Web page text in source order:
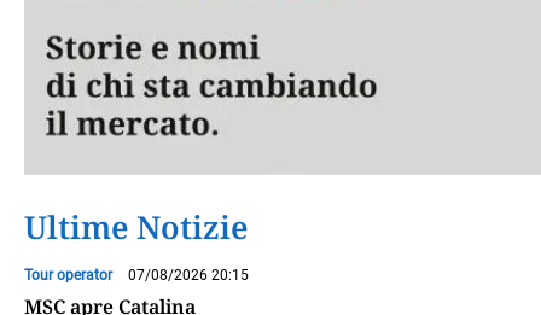
Ultime Notizie
Tour operator 07/08/2026 20:15
MSC apre Catalina